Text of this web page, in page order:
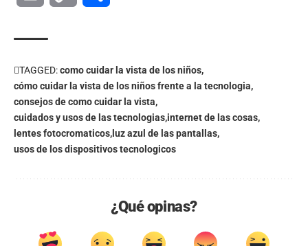
TAGGED:como cuidar la vista de los niños
cómo cuidar la vista de los niños frente a la tecnologia
consejos de como cuidar la vista
cuidados y usos de las tecnologiasinternet de las cosas
lentes fotocromaticos luz azul de las pantallas
usos de los dispositivos tecnologicos
¿Qué opinas?